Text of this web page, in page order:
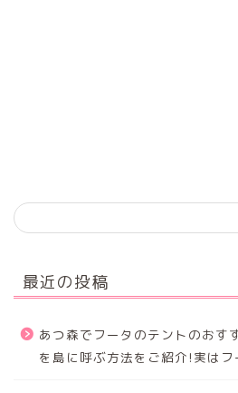
最近の投稿
あつ森でフータのテントのおす
を島に呼ぶ方法をご紹介!実は